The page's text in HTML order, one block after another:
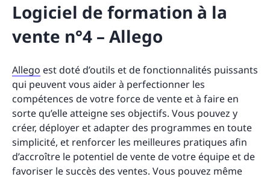
Logiciel de formation à la
vente n°4 – Allego
Allego est doté d’outils et de fonctionnalités puissants
qui peuvent vous aider à perfectionner les
compétences de votre force de vente et à faire en
sorte qu’elle atteigne ses objectifs. Vous pouvez y
créer, déployer et adapter des programmes en toute
simplicité, et renforcer les meilleures pratiques afin
d’accroître le potentiel de vente de votre équipe et de
favoriser le succès des ventes. Vous pouvez même